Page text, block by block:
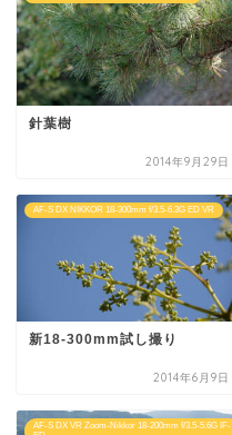
針葉樹
2014年9月29日
AF-S DX NIKKOR 18-300mm f/3.5-6.3G ED VR
新18-300mm試し撮り
2014年6月9日
AF-S DX VR Zoom-Nikkor 18-200mm f/3.5-5.6G IF-